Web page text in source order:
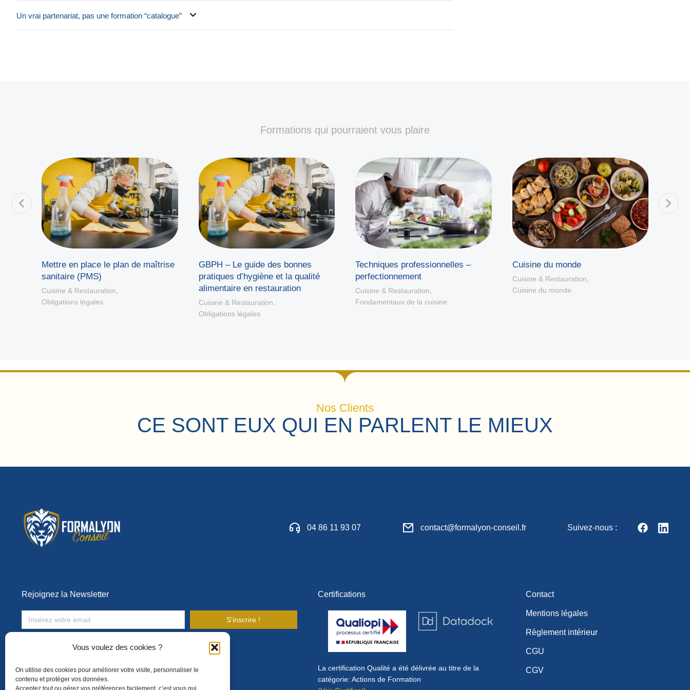
Vous voulez des cookies ?
On utilise des cookies pour améliorer votre visite, personnaliser le
contenu et protéger vos données.
Acceptez tout ou gérez vos préférences facilement, c’est vous qui
Un vrai partenariat, pas une formation “catalogue”
Formations qui pourraient vous plaire
Mettre en place le plan de maîtrise
sanitaire (PMS)
Cuisine & Restauration
Obligations légales
GBPH – Le guide des bonnes
pratiques d’hygiène et la qualité
alimentaire en restauration
Cuisine & Restauration
Obligations légales
Techniques professionnelles –
perfectionnement
Cuisine & Restauration
Fondamentaux de la cuisine
Cuisine du monde
Cuisine & Restauration
Cuisine du monde
Nos Clients
CE SONT EUX QUI EN PARLENT LE MIEUX
04 86 11 93 07 contact@formalyon-conseil.fr Suivez-nous :
Rejoignez la Newsletter
S'inscrire !
Toute l’actualité de la formation en entreprise !
Certifications
La certification Qualité a été délivrée au titre de la
catégorie: Actions de Formation
Contact
Mentions légales
Règlement intérieur
CGU
CGV